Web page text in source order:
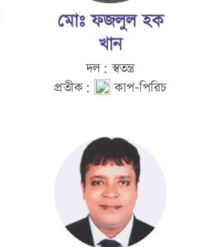
মোঃ ফজলুল হক
খান
দল: স্বতন্ত্র
প্রতীক:
কাপ-পিরিচ